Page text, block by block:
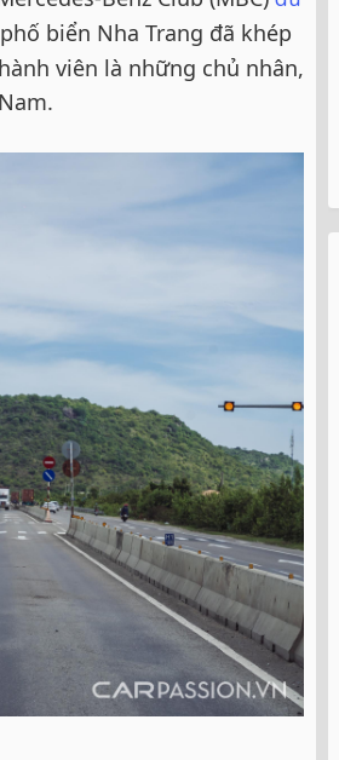
biển Nha Trang đã khép
viên là những chủ nhân,